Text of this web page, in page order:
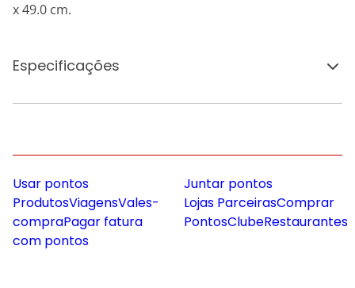
x 49.0 cm.
Especificações
Usar pontos
ProdutosViagensVales-
compraPagar fatura
com pontos
Juntar pontos
Lojas ParceirasComprar
PontosClubeRestaurantes